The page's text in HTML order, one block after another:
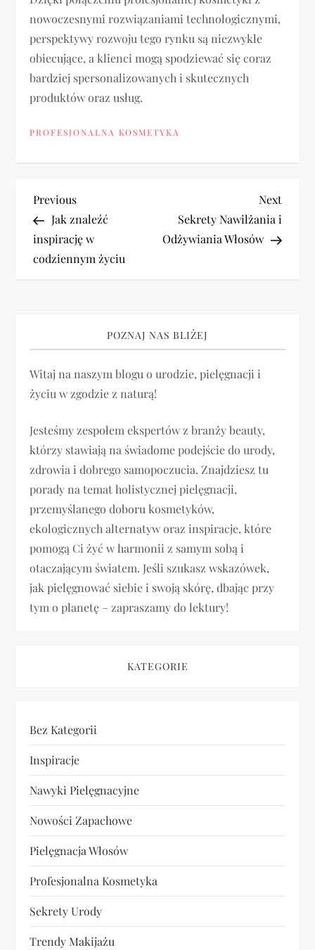
nowoczesnymi rozwiązaniami technologicznymi,
perspektywy rozwoju tego rynku są niezwykle
obiecujące, a klienci mogą spodziewać się coraz
bardziej spersonalizowanych i skutecznych
produktów oraz usług.
PROFESJONALNA KOSMETYKA
N
a
w
a
c
j
a
w
p
i
s
Previous
Post
Previous
Jak znaleźć
inspirację w
codziennym życiu
Next
Post
Next
Sekrety Nawilżania i
Odżywiania Włosów
POZNAJ NAS BLIŻEJ
Witaj na naszym blogu o urodzie, pielęgnacji i
życiu w zgodzie z naturą!
Jesteśmy zespołem ekspertów z branży beauty,
którzy stawiają na świadome podejście do urody,
zdrowia i dobrego samopoczucia. Znajdziesz tu
porady na temat holistycznej pielęgnacji,
przemyślanego doboru kosmetyków,
ekologicznych alternatyw oraz inspiracje, które
pomogą Ci żyć w harmonii z samym sobą i
otaczającym światem. Jeśli szukasz wskazówek,
jak pielęgnować siebie i swoją skórę, dbając przy
tym o planetę – zapraszamy do lektury!
KATEGORIE
Bez Kategorii
Inspiracje
Nawyki Pielęgnacyjne
Nowości Zapachowe
Pielęgnacja Włosów
Profesjonalna Kosmetyka
Sekrety Urody
Trendy Makijażu